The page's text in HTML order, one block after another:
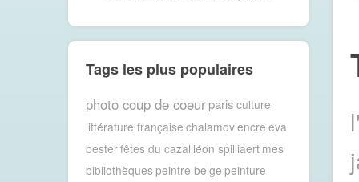
Tags les plus populaires
photo coup de coeur paris culture
littérature française chalamovencre eva
besterfêtes du cazal léon spilliaert mes
bibliothèquespeintre belge peinture